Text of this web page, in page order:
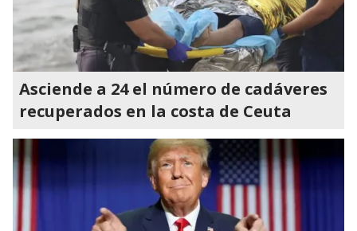
Asciende a 24 el número de cadáveres
recuperados en la costa de Ceuta